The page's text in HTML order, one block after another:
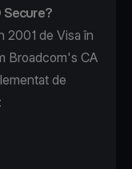
Secure?
2001 de Visa în
Broadcom's CA
de